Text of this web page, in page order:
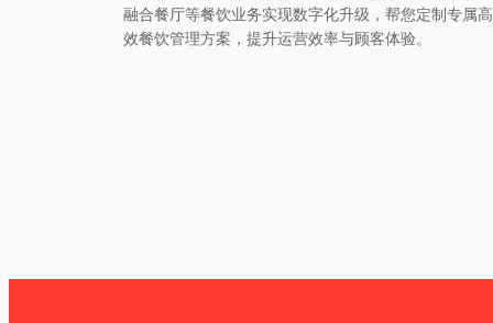
融合餐厅等餐饮业务实现数字化升级，帮您定制专属高
效餐饮管理方案，提升运营效率与顾客体验。